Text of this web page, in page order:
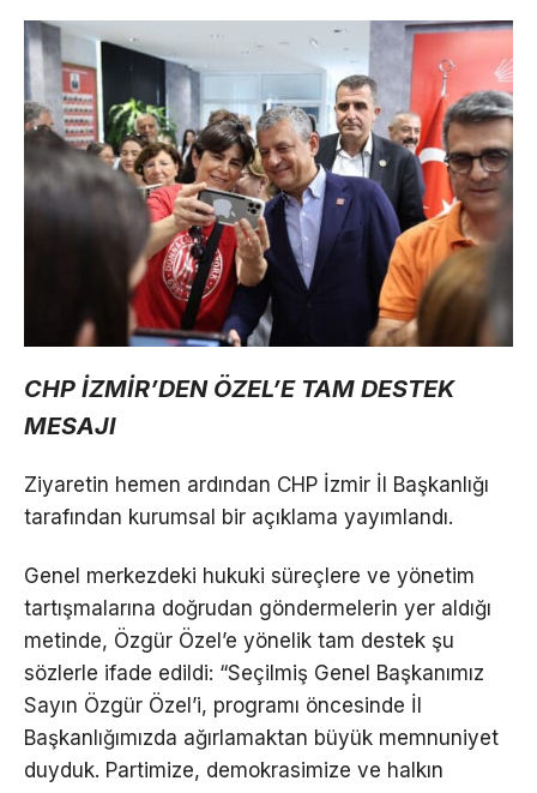
CHP İZMİR’DEN ÖZEL’E TAM DESTEK
MESAJI
Ziyaretin hemen ardından CHP İzmir İl Başkanlığı
tarafından kurumsal bir açıklama yayımlandı.
Genel merkezdeki hukuki süreçlere ve yönetim
tartışmalarına doğrudan göndermelerin yer aldığı
metinde, Özgür Özel’e yönelik tam destek şu
sözlerle ifade edildi: “Seçilmiş Genel Başkanımız
Sayın Özgür Özel’i, programı öncesinde İl
Başkanlığımızda ağırlamaktan büyük memnuniyet
duyduk. Partimize, demokrasimize ve halkın